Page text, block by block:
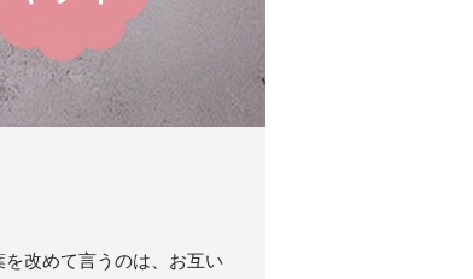
改めて言うのは、お互い